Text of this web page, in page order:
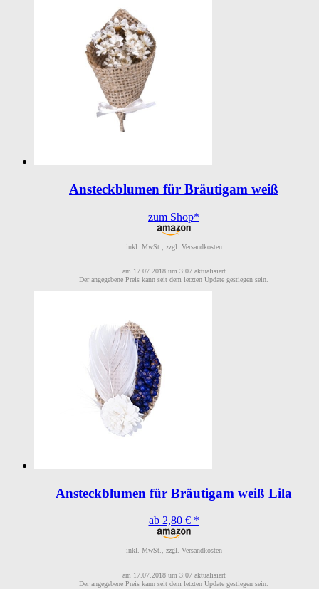
Ansteckblumen für Bräutigam weiß
zum Shop*
inkl. MwSt., zzgl. Versandkosten
am 17.07.2018 um 3:07 aktualisiert
Der angegebene Preis kann seit dem letzten Update gestiegen sein.
Ansteckblumen für Bräutigam weiß Lila
ab 2,80 € *
inkl. MwSt., zzgl. Versandkosten
am 17.07.2018 um 3:07 aktualisiert
Der angegebene Preis kann seit dem letzten Update gestiegen sein.